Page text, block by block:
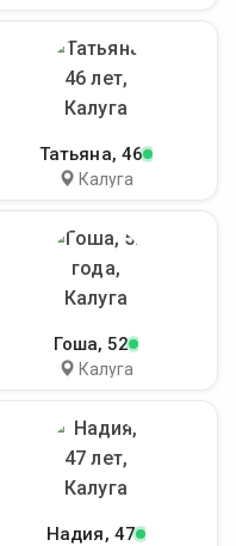
Татьяна, 46
Калуга
Гоша, 52
Калуга
Надия, 47